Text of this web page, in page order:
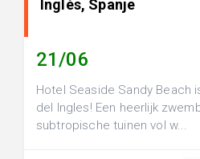
Inglés, Spanje
21/06
Hotel Seaside Sandy Beach
del Ingles! Een heerlijk
subtropische tuinen vol w...